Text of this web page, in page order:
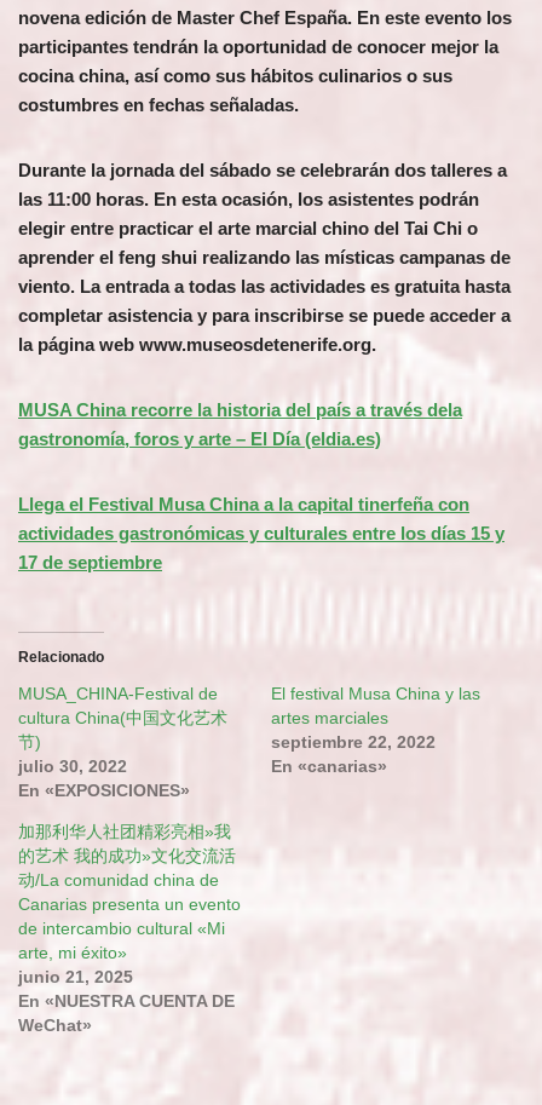
novena edición de Master Chef España. En este evento los
participantes tendrán la oportunidad de conocer mejor la
cocina china, así como sus hábitos culinarios o sus
costumbres en fechas señaladas.
Durante la jornada del sábado se celebrarán dos talleres a
las 11:00 horas. En esta ocasión, los asistentes podrán
elegir entre practicar el arte marcial chino del Tai Chi o
aprender el feng shui realizando las místicas campanas de
viento. La entrada a todas las actividades es gratuita hasta
completar asistencia y para inscribirse se puede acceder a
la página web www.museosdetenerife.org.
MUSA China recorre la historia del país a través dela
gastronomía, foros y arte – El Día (eldia.es)
Llega el Festival Musa China a la capital tinerfeña con
actividades gastronómicas y culturales entre los días 15 y
17 de septiembre
Relacionado
MUSA_CHINA-Festival de
cultura China(中国文化艺术
节)
julio 30, 2022
En «EXPOSICIONES»
El festival Musa China y las
artes marciales
septiembre 22, 2022
En «canarias»
加那利华人社团精彩亮相»我
的艺术 我的成功»文化交流活
动/La comunidad china de
Canarias presenta un evento
de intercambio cultural «Mi
arte, mi éxito»
junio 21, 2025
En «NUESTRA CUENTA DE
WeChat»